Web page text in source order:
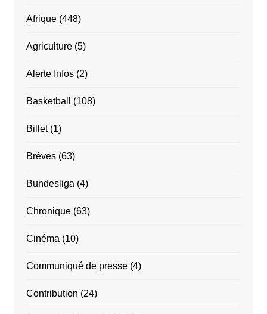
Afrique(448)
Agriculture(5)
Alerte Infos(2)
Basketball (108)
Billet(1)
Brèves(63)
Bundesliga (4)
Chronique(63)
Cinéma (10)
Communiqué de presse(4)
Contribution (24)